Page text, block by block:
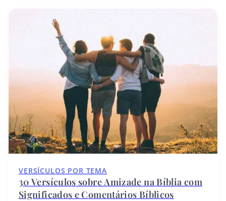
VERSÍCULOS POR TEMA
30 Versículos sobre Amizade na Bíblia com
Significados e Comentários Bíblicos